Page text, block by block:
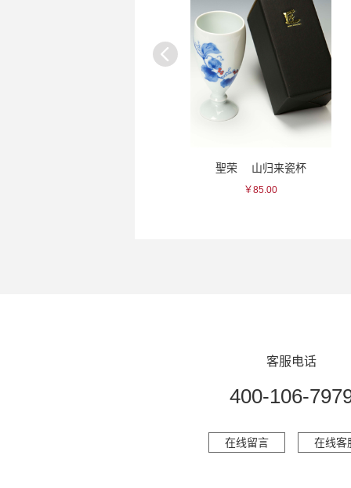
聖荣 山归来瓷杯
￥85.00
客服电话
400-106-
在线留言 在线客